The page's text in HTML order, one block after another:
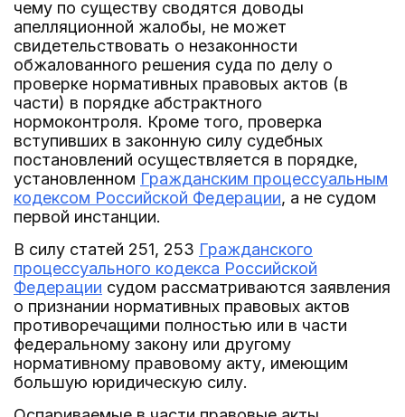
чему по существу сводятся доводы
апелляционной жалобы, не может
свидетельствовать о незаконности
обжалованного решения суда по делу о
проверке нормативных правовых актов (в
части) в порядке абстрактного
нормоконтроля. Кроме того, проверка
вступивших в законную силу судебных
постановлений осуществляется в порядке,
установленном Гражданским процессуальным
кодексом Российской Федерации, а не судом
первой инстанции.
В силу статей 251, 253 Гражданского
процессуального кодекса Российской
Федерации судом рассматриваются заявления
о признании нормативных правовых актов
противоречащими полностью или в части
федеральному закону или другому
нормативному правовому акту, имеющим
большую юридическую силу.